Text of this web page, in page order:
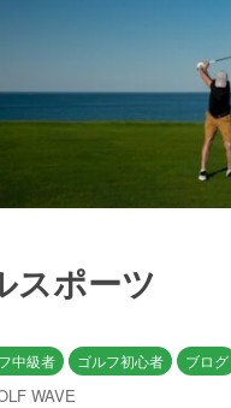
スポーツ
中級者 ゴルフ初心者 ブログ
WAVE